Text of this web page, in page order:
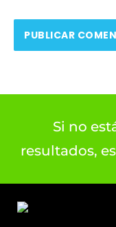
Si no
resultados,